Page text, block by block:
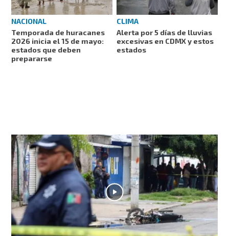
NACIONAL
Temporada de huracanes
2026 inicia el 15 de mayo:
estados que deben
prepararse
CLIMA
Alerta por 5 días de lluvias
excesivas en CDMX y estos
estados